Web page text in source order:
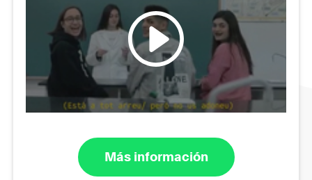
Más información